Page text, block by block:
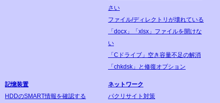
さい
ファイル/ディレクトリが壊れている
「docx」「xlsx」ファイルを開けな
い
「Cドライブ」空き容量不足の解消
「chkdsk」と修復オプション
記憶装置
HDDのSMART情報を確認する
ネットワーク
パクリサイト対策